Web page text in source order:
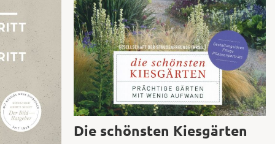
Die schönsten Kiesgärten